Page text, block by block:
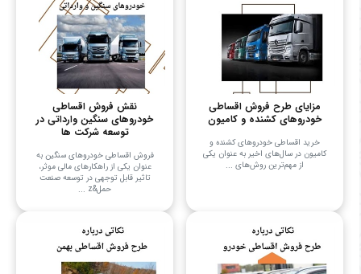
مزایای طرح فروش اقساطی
خودروهای کشنده و کامیون
خرید اقساطی خودروهای کشنده و
کامیون در سال‌های اخیر به عنوان یکی
از مهم‌ترین روش‌های ...
نقش فروش اقساطی
خودروهای سنگین وارداتی در
توسعه شرکت ها
فروش اقساطی خودروهای سنگین به
عنوان یکی از راهکارهای مالی موثر،
تاثیر قابل توجهی در توسعه صنعت
حمل&z ...